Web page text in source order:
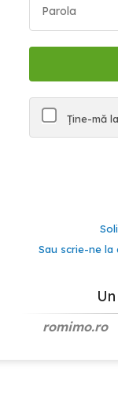
Ține-mă
Sau scrie-ne la
romimo.ro